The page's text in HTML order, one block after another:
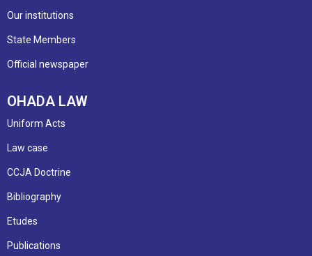
Our institutions
State Members
Official newspaper
OHADA LAW
Uniform Acts
Law case
CCJA Doctrine
Bibliography
Etudes
Publications